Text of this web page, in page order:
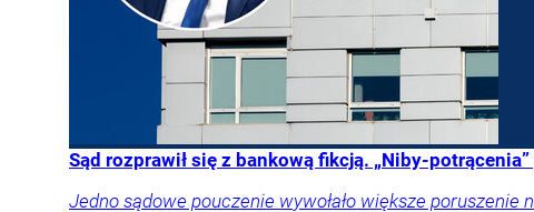
Sąd rozprawił się z bankową fikcją. „Niby-potrącenia”
Jedno sądowe pouczenie wywołało większe